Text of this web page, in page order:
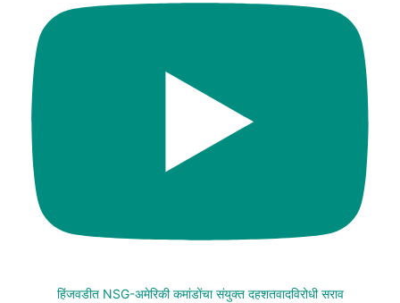
हिंजवडीत NSG-अमेरिकी कमांडोंचा संयुक्त दहशतवादविरोधी सराव